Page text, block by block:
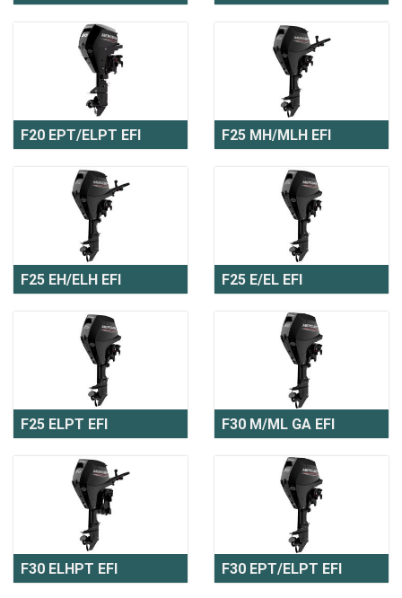
F20 EPT/ELPT EFI F25 MH/MLH EFI
F25 EH/ELH EFI F25 E/EL EFI
F25 ELPT EFI F30 M/ML GA EFI
F30 ELHPT EFI F30 EPT/ELPT EFI